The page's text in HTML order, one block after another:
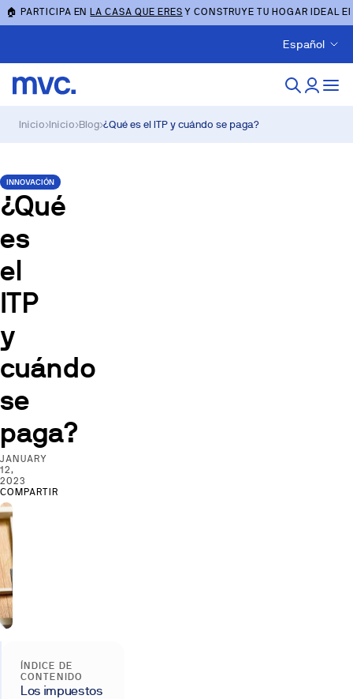
🏠 PARTICIPA ENLA CASA QUE ERES Y CONSTRUYE TU HOGAR IDEAL
Español
Inicio›Inicio›Blog›¿Qué es el ITP y cuándo se paga?
INNOVACIÓN
¿Qué
es
el
ITP
y
cuándo
se
paga?
JANUARY
12,
2023
COMPARTIR
ÍNDICE DE
CONTENIDO
Los impuestos